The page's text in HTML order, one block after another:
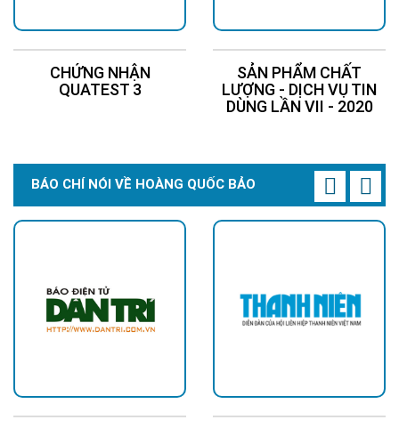
CHỨNG NHẬN
QUATEST 3
SẢN PHẨM CHẤT
LƯỢNG - DỊCH VỤ TIN
DÙNG LẦN VII - 2020
BÁO CHÍ NÓI VỀ HOÀNG QUỐC BẢO